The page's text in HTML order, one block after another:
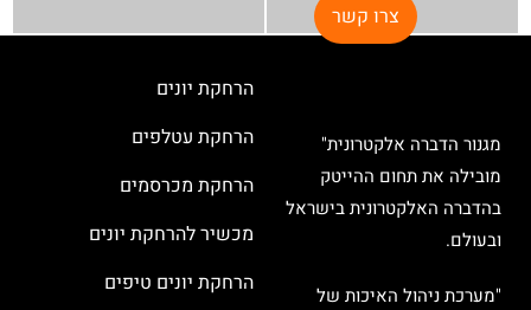
צרו קשר
מגנור הדברה אלקטרונית"
מובילה את תחום ההייטק
בהדברה האלקטרונית בישראל
ובעולם.
"מערכת ניהול האיכות של
הרחקת יונים
הרחקת עטלפים
הרחקת מכרסמים
מכשיר להרחקת יונים
הרחקת יונים טיפים